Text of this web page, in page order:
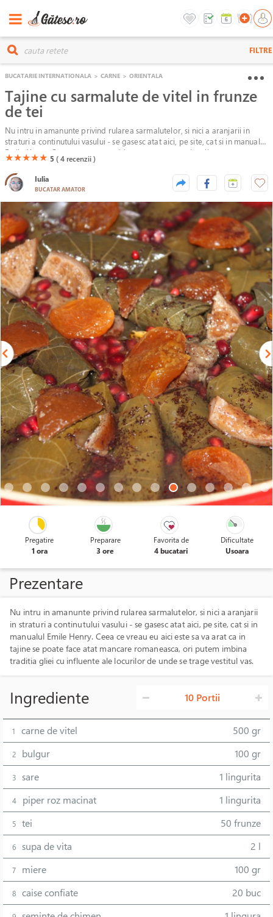
FILTRE
BUCATARIE INTERNATIONALA > CARNE > ORIENTALA
Tajine cu sarmalute de vitel in frunze
de tei
Nu intru in amanunte privind rularea sarmalutelor, si nici a aranjarii in
straturi a continutului vasului - se gasesc atat aici, pe site, cat si in manualul
Emile Henry. Ceea ce vreau eu aici este sa va arat ca in tajine se poate
face atat mancare romaneasca, ori putem imbina traditia gliei cu influente
ale locurilor de unde se trage vestitul vas.
(*)
★(*)
★(*)
★(*)
★(*)
★ 5 ( 4 recenzii )
Iulia
BUCATAR AMATOR
Pregatire
1 ora
Preparare
3 ore
Favorita de
4 bucatari
Dificultate
Usoara
Prezentare
Nu intru in amanunte privind rularea sarmalutelor, si nici a aranjarii
in straturi a continutului vasului - se gasesc atat aici, pe site, cat si in
manualul Emile Henry. Ceea ce vreau eu aici este sa va arat ca in
tajine se poate face atat mancare romaneasca, ori putem imbina
traditia gliei cu influente ale locurilor de unde se trage vestitul vas.
Ingrediente 10 Portii
1 carne de vitel 500 gr
2 bulgur 100 gr
3 sare 1 lingurita
4 piper roz macinat 1 lingurita
5 tei 50 frunze
6 supa de vita 2 l
7 miere 100 gr
8 caise confiate 20 buc